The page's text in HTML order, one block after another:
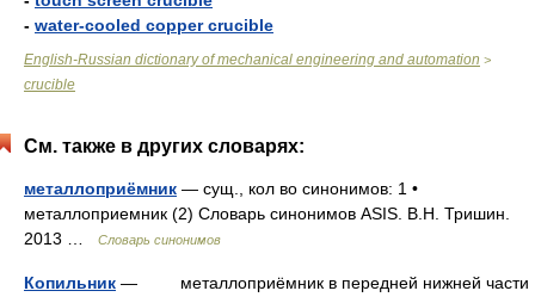
- water-cooled copper crucible
English-Russian dictionary of mechanical engineering and automation >
crucible
См. также в других словарях:
металлоприёмник — сущ., кол во синонимов: 1 •
металлоприемник (2) Словарь синонимов ASIS. В.Н. Тришин.
2013 …
Словарь синонимов
Копильник — металлоприёмник в передней нижней части